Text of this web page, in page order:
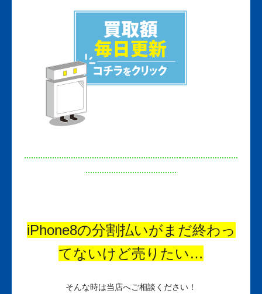
iPhone8の分割払いがまだ終わっ
てないけど売りたい…
そんな時は当店へご相談ください！